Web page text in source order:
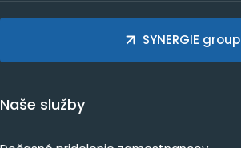
SYNERGIE group
Naše služby